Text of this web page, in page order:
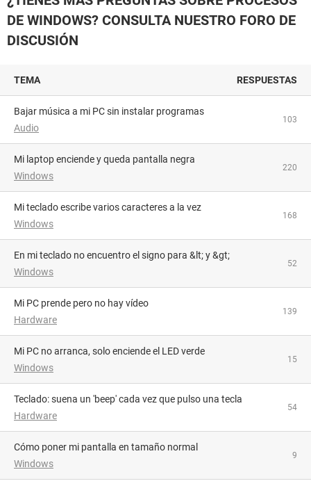
DE WINDOWS? CONSULTA NUESTRO FORO DE
DISCUSIÓN
TEMA RESPUESTAS
Bajar música a mi PC sin instalar programas
Audio
103
Mi laptop enciende y queda pantalla negra
Windows
220
Mi teclado escribe varios caracteres a la vez
Windows
168
En mi teclado no encuentro el signo para &lt; y &gt;
Windows
52
Mi PC prende pero no hay vídeo
Hardware
139
Mi PC no arranca, solo enciende el LED verde
Windows
15
Teclado: suena un 'beep' cada vez que pulso una tecla
Hardware
54
Cómo poner mi pantalla en tamaño normal
Windows
9